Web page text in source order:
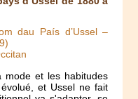
dau País d’Ussel –
mode et les habitudes
et Ussel ne fait